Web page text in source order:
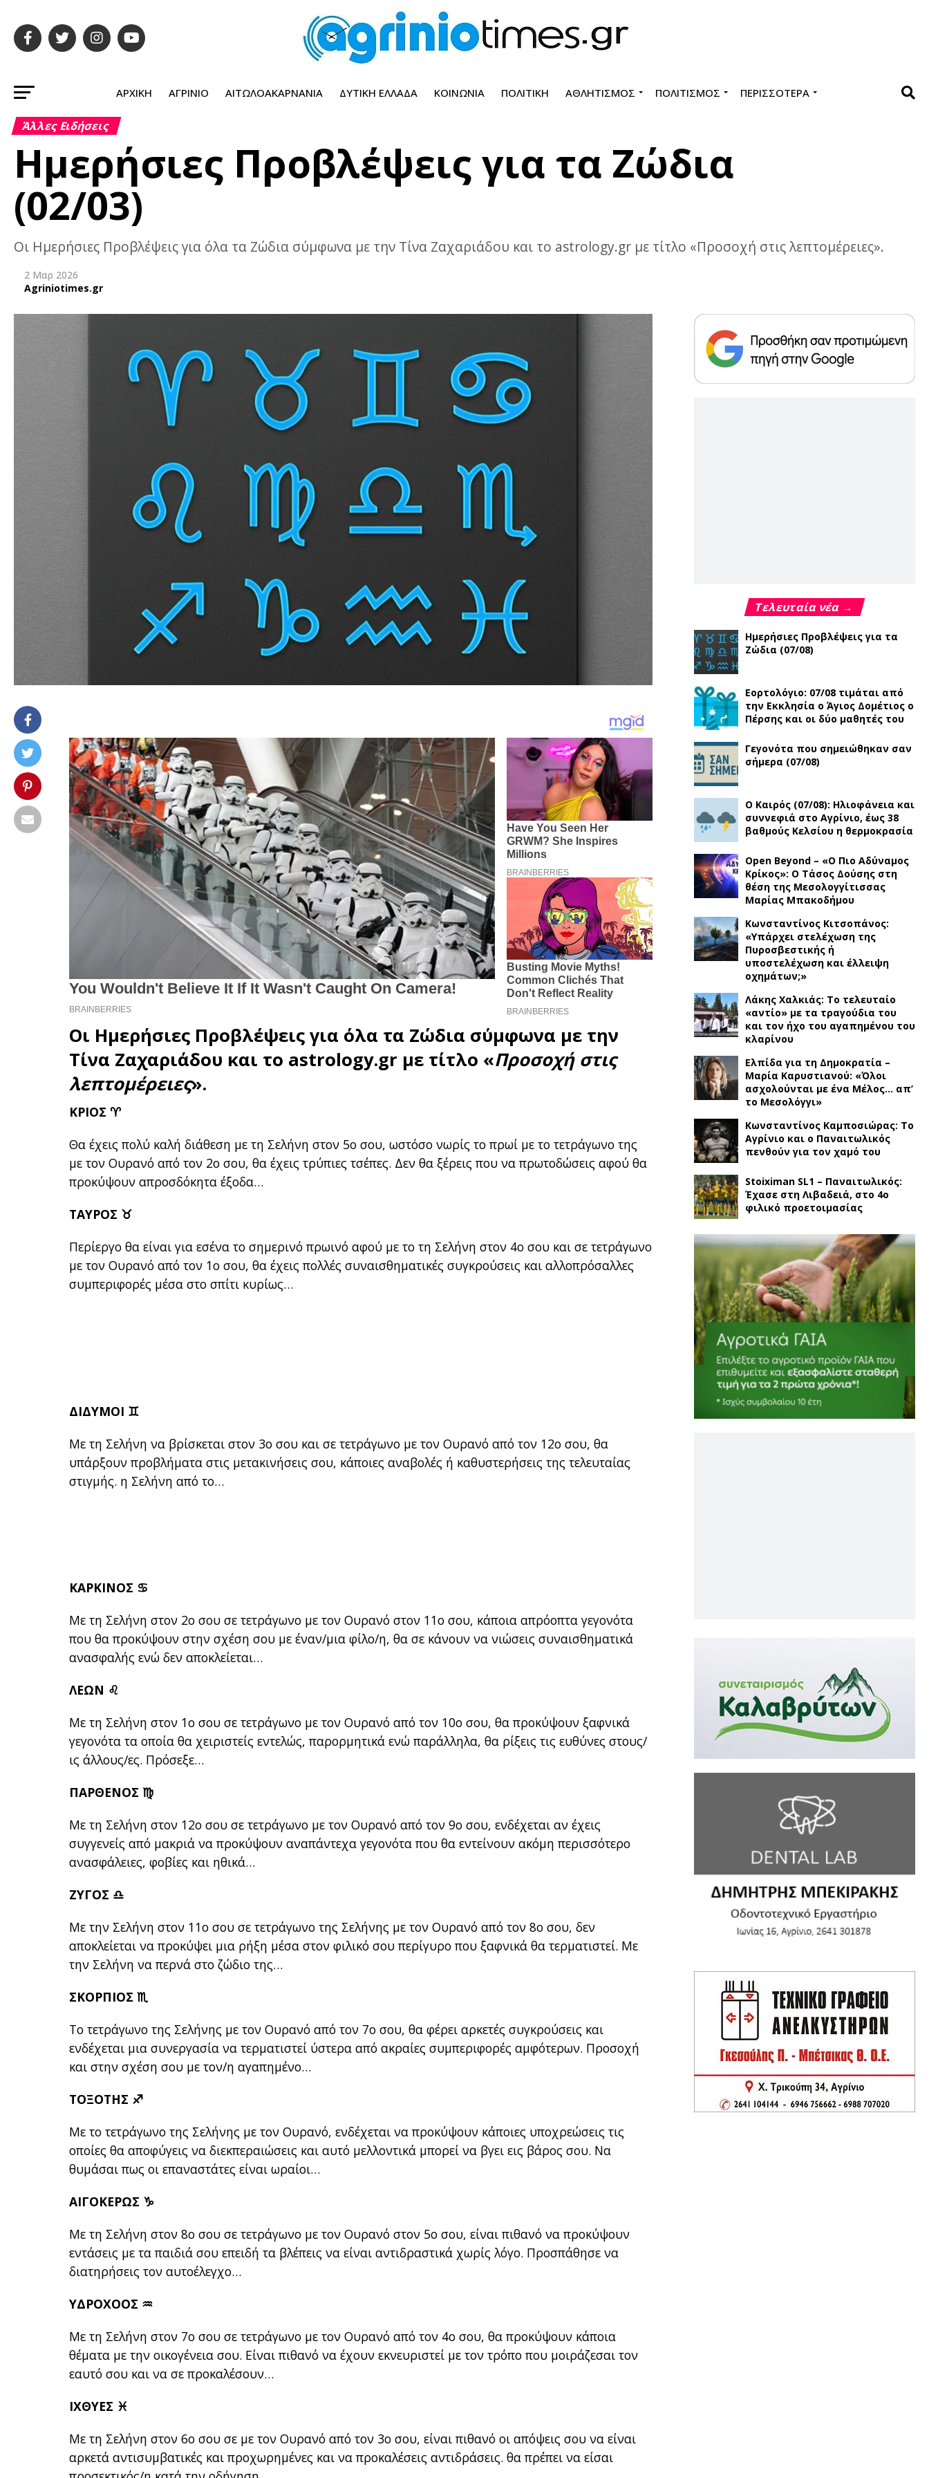
ΑΡΧΙΚΉ ΑΓΡΊΝΙΟ ΑΙΤΩΛΟΑΚΑΡΝΑΝΊΑ ΔΥΤΙΚΉ ΕΛΛΆΔΑ ΚΟΙΝΩΝΊΑ ΠΟΛΙΤΙΚΉ ΑΘΛΗΤΙΣΜΌΣ ΠΟΛΙΤΙΣΜΌΣ ΠΕΡΙΣΣΌΤΕΡΑ
Άλλες Ειδήσεις
Ημερήσιες Προβλέψεις για τα Ζώδια
(02/03)
Οι Ημερήσιες Προβλέψεις για όλα τα Ζώδια σύμφωνα με την Τίνα Ζαχαριάδου και το astrology.gr με τίτλο «Προσοχή στις λεπτομέρειες».
2 Μαρ 2026
Agriniotimes.gr
Οι Ημερήσιες Προβλέψεις για όλα τα Ζώδια σύμφωνα με την
Τίνα Ζαχαριάδου και το astrology.gr με τίτλο «Προσοχή στις
λεπτομέρειες».
ΚΡΙΟΣ ♈
Θα έχεις πολύ καλή διάθεση με τη Σελήνη στον 5ο σου, ωστόσο νωρίς το πρωί με το τετράγωνο της
με τον Ουρανό από τον 2ο σου, θα έχεις τρύπιες τσέπες. Δεν θα ξέρεις που να πρωτοδώσεις αφού θα
προκύψουν απροσδόκητα έξοδα…
ΤΑΥΡΟΣ ♉
Περίεργο θα είναι για εσένα το σημερινό πρωινό αφού με το τη Σελήνη στον 4ο σου και σε τετράγωνο
με τον Ουρανό από τον 1ο σου, θα έχεις πολλές συναισθηματικές συγκρούσεις και αλλοπρόσαλλες
συμπεριφορές μέσα στο σπίτι κυρίως…
ΔΙΔΥΜΟΙ ♊
Με τη Σελήνη να βρίσκεται στον 3ο σου και σε τετράγωνο με τον Ουρανό από τον 12ο σου, θα
υπάρξουν προβλήματα στις μετακινήσεις σου, κάποιες αναβολές ή καθυστερήσεις της τελευταίας
στιγμής. η Σελήνη από το…
ΚΑΡΚΙΝΟΣ ♋
Με τη Σελήνη στον 2ο σου σε τετράγωνο με τον Ουρανό στον 11ο σου, κάποια απρόοπτα γεγονότα
που θα προκύψουν στην σχέση σου με έναν/μια φίλο/η, θα σε κάνουν να νιώσεις συναισθηματικά
ανασφαλής ενώ δεν αποκλείεται…
ΛΕΩΝ ♌
Με τη Σελήνη στον 1ο σου σε τετράγωνο με τον Ουρανό από τον 10ο σου, θα προκύψουν ξαφνικά
γεγονότα τα οποία θα χειριστείς εντελώς, παρορμητικά ενώ παράλληλα, θα ρίξεις τις ευθύνες στους/
ις άλλους/ες. Πρόσεξε…
ΠΑΡΘΕΝΟΣ ♍
Με τη Σελήνη στον 12ο σου σε τετράγωνο με τον Ουρανό από τον 9ο σου, ενδέχεται αν έχεις
συγγενείς από μακριά να προκύψουν αναπάντεχα γεγονότα που θα εντείνουν ακόμη περισσότερο
ανασφάλειες, φοβίες και ηθικά…
ΖΥΓΟΣ ♎
Με την Σελήνη στον 11ο σου σε τετράγωνο της Σελήνης με τον Ουρανό από τον 8ο σου, δεν
αποκλείεται να προκύψει μια ρήξη μέσα στον φιλικό σου περίγυρο που ξαφνικά θα τερματιστεί. Με
την Σελήνη να περνά στο ζώδιο της…
ΣΚΟΡΠΙΟΣ ♏
Το τετράγωνο της Σελήνης με τον Ουρανό από τον 7ο σου, θα φέρει αρκετές συγκρούσεις και
ενδέχεται μια συνεργασία να τερματιστεί ύστερα από ακραίες συμπεριφορές αμφότερων. Προσοχή
και στην σχέση σου με τον/η αγαπημένο…
ΤΟΞΟΤΗΣ ♐
Με το τετράγωνο της Σελήνης με τον Ουρανό, ενδέχεται να προκύψουν κάποιες υποχρεώσεις τις
οποίες θα αποφύγεις να διεκπεραιώσεις και αυτό μελλοντικά μπορεί να βγει εις βάρος σου. Να
θυμάσαι πως οι επαναστάτες είναι ωραίοι…
ΑΙΓΟΚΕΡΩΣ ♑
Με τη Σελήνη στον 8ο σου σε τετράγωνο με τον Ουρανό στον 5ο σου, είναι πιθανό να προκύψουν
εντάσεις με τα παιδιά σου επειδή τα βλέπεις να είναι αντιδραστικά χωρίς λόγο. Προσπάθησε να
διατηρήσεις τον αυτοέλεγχο…
ΥΔΡΟΧΟΟΣ ♒
Με τη Σελήνη στον 7ο σου σε τετράγωνο με τον Ουρανό από τον 4ο σου, θα προκύψουν κάποια
θέματα με την οικογένεια σου. Είναι πιθανό να έχουν εκνευριστεί με τον τρόπο που μοιράζεσαι τον
εαυτό σου και να σε προκαλέσουν…
ΙΧΘΥΕΣ ♓
Με τη Σελήνη στον 6ο σου σε με τον Ουρανό από τον 3ο σου, είναι πιθανό οι απόψεις σου να είναι
αρκετά αντισυμβατικές και προχωρημένες και να προκαλέσεις αντιδράσεις. θα πρέπει να είσαι
Τελευταία νέα →
Ημερήσιες Προβλέψεις για τα
Ζώδια (07/08)
Εορτολόγιο: 07/08 τιμάται από
την Εκκλησία ο Άγιος Δομέτιος ο
Πέρσης και οι δύο μαθητές του
Γεγονότα που σημειώθηκαν σαν
σήμερα (07/08)
Ο Καιρός (07/08): Ηλιοφάνεια και
συννεφιά στο Αγρίνιο, έως 38
βαθμούς Κελσίου η θερμοκρασία
Open Beyond – «Ο Πιο Αδύναμος
Κρίκος»: Ο Τάσος Δούσης στη
θέση της Μεσολογγίτισσας
Μαρίας Μπακοδήμου
Κωνσταντίνος Κιτσοπάνος:
«Υπάρχει στελέχωση της
Πυροσβεστικής ή
υποστελέχωση και έλλειψη
οχημάτων;»
Λάκης Χαλκιάς: Το τελευταίο
«αντίο» με τα τραγούδια του
και τον ήχο του αγαπημένου του
κλαρίνου
Ελπίδα για τη Δημοκρατία –
Μαρία Καρυστιανού: «Όλοι
ασχολούνται με ένα Μέλος… απ’
το Μεσολόγγι»
Κωνσταντίνος Καμποσιώρας: Το
Αγρίνιο και ο Παναιτωλικός
πενθούν για τον χαμό του
Stoiximan SL1 – Παναιτωλικός:
Έχασε στη Λιβαδειά, στο 4ο
φιλικό προετοιμασίας